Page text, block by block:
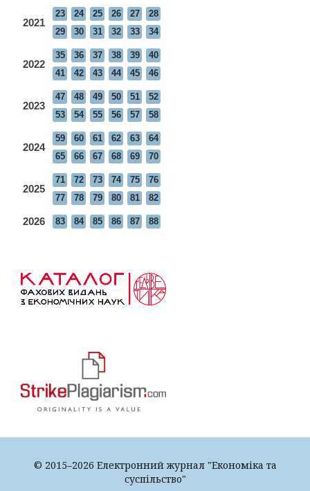
2021
23 24 25 26 27
28
29
30 31 32 33 34
2022
35 36 37 38 39
40
41
42 43 44 45 46
2023
47 48 49 50 51
52
53
54 55 56 57 58
2024
59 60 61 62 63
64
65
66 67 68 69 70
2025
71 72 73 74 75
76
77
78 79 80 81 82
2026 83 84 85 86 87 88
© 2015–2026 Електронний журнал "Економіка та
суспільство"